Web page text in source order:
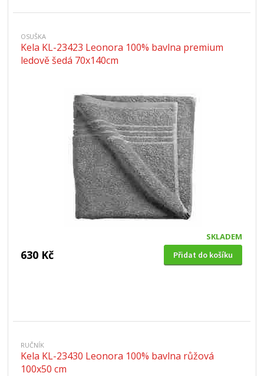
OSUŠKA
Kela KL-23423 Leonora 100% bavlna premium
ledově šedá 70x140cm
SKLADEM
630 Kč Přidat do košíku
RUČNÍK
Kela KL-23430 Leonora 100% bavlna růžová
100x50 cm